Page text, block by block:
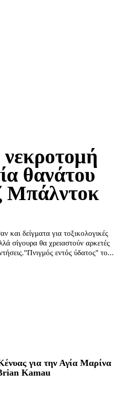
νεκροτομή
θανάτου
Μπάλντοκ
και δείγματα για τοξικολογικές
σίγουρα θα χρειαστούν αρκετές
εντός ύδατος" το...
για την Αγία Μαρίνα
Kamau